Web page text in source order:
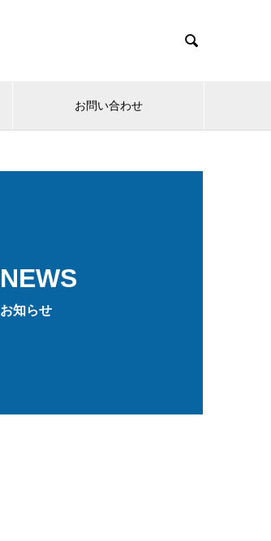

お問い合わせ
NEWS
お知らせ